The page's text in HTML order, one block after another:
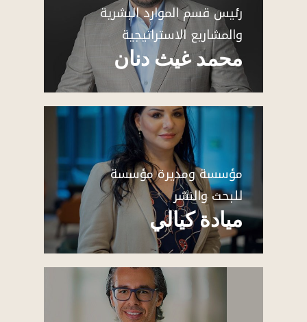
رئيس قسم الموارد البشرية
والمشاريع الاستراتيجية
محمد غيث دنان
مؤسسة ومديرة مؤسسة
للبحث والنشر
ميادة كيالي